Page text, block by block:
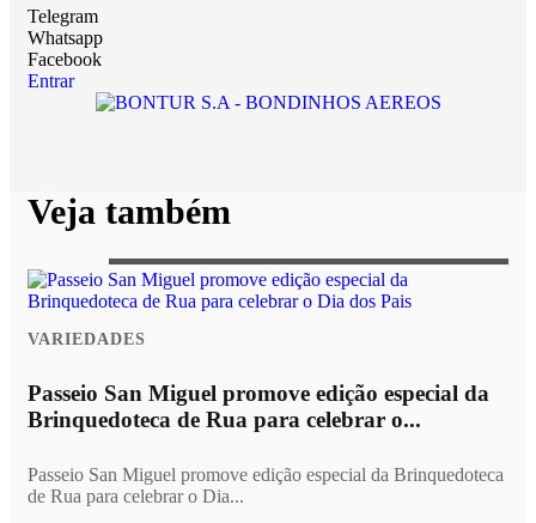
Telegram
Whatsapp
Facebook
Entrar
Veja também
VARIEDADES
Passeio San Miguel promove edição especial da
Brinquedoteca de Rua para celebrar o...
Passeio San Miguel promove edição especial da Brinquedoteca
de Rua para celebrar o Dia...